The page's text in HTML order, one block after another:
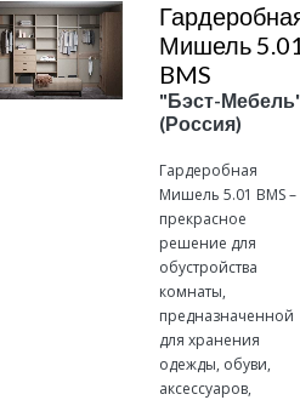
Мишель
BMS
"Бэст-
(Россия)
Гардеробная
Мишель 5.01 BMS –
прекрасное
решение для
обустройства
комнаты,
предназначенной
для хранения
одежды, обуви,
аксессуаров,